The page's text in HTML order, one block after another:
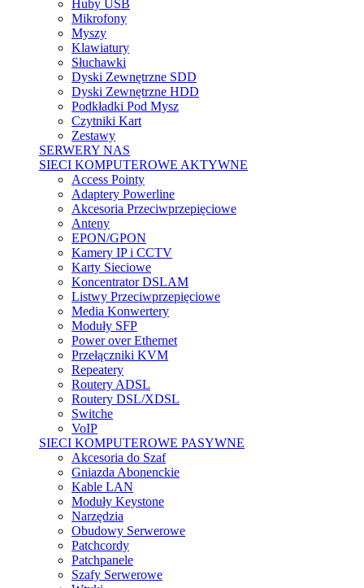
Huby USB
Mikrofony
Myszy
Klawiatury
Słuchawki
Dyski Zewnętrzne SDD
Dyski Zewnętrzne HDD
Podkładki Pod Mysz
Czytniki Kart
Zestawy
SERWERY NAS
SIECI KOMPUTEROWE AKTYWNE
Access Pointy
Adaptery Powerline
Akcesoria Przeciwprzepięciowe
Anteny
EPON/GPON
Kamery IP i CCTV
Karty Sieciowe
Koncentrator DSLAM
Listwy Przeciwprzepięciowe
Media Konwertery
Moduły SFP
Power over Ethernet
Przełączniki KVM
Repeatery
Routery ADSL
Routery DSL/XDSL
Switche
VoIP
SIECI KOMPUTEROWE PASYWNE
Akcesoria do Szaf
Gniazda Abonenckie
Kable LAN
Moduły Keystone
Narzędzia
Obudowy Serwerowe
Patchcordy
Patchpanele
Szafy Serwerowe